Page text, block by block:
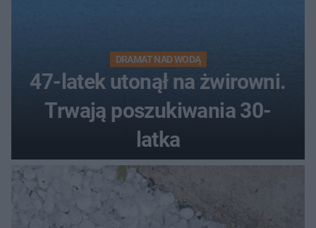
DRAMAT NAD WODĄ
47-latek utonął na żwirowni.
Trwają poszukiwania 30-
latka